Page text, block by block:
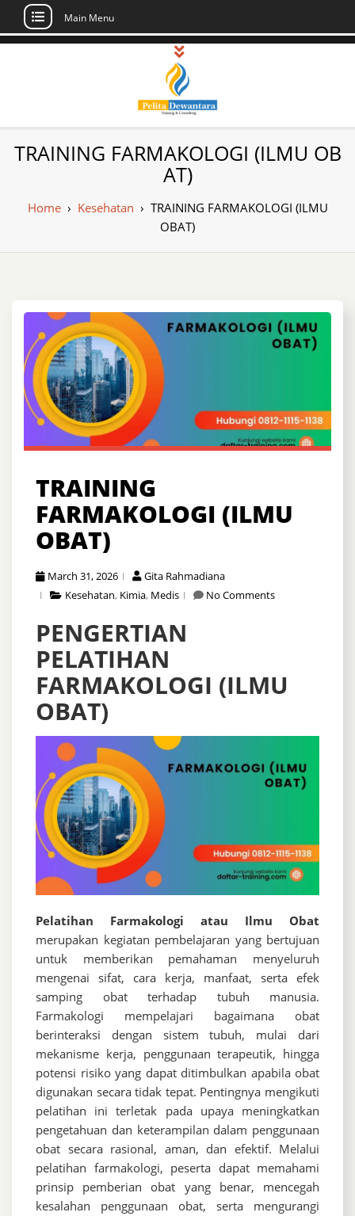
Skip
Main Menu
Pusat Pelatihan
dan Sertifikasi –
Daftar Training
Indonesia
Sertifikasi di Indonesia
TRAINING FARMAKOLOGI (ILMU OB
AT)
Home› Kesehatan › TRAINING FARMAKOLOGI (ILMU
OBAT)
TRAINING
FARMAKOLOGI (ILMU
OBAT)
March 31, 2026
Gita Rahmadiana
Kesehatan, Kimia, Medis No Comments
PENGERTIAN
PELATIHAN
FARMAKOLOGI (ILMU
OBAT)
Pelatihan Farmakologi atau Ilmu Obat
merupakan kegiatan pembelajaran yang bertujuan
untuk memberikan pemahaman menyeluruh
mengenai sifat, cara kerja, manfaat, serta efek
samping obat terhadap tubuh manusia.
Farmakologi mempelajari bagaimana obat
berinteraksi dengan sistem tubuh, mulai dari
mekanisme kerja, penggunaan terapeutik, hingga
potensi risiko yang dapat ditimbulkan apabila obat
digunakan secara tidak tepat. Pentingnya mengikuti
pelatihan ini terletak pada upaya meningkatkan
pengetahuan dan keterampilan dalam penggunaan
obat secara rasional, aman, dan efektif. Melalui
pelatihan farmakologi, peserta dapat memahami
prinsip pemberian obat yang benar, mencegah
kesalahan penggunaan obat, serta mengurangi